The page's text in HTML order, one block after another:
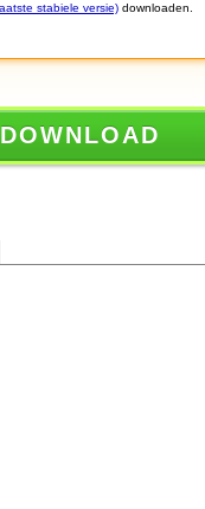
stabiele versie) downloaden.
DOWNLOAD